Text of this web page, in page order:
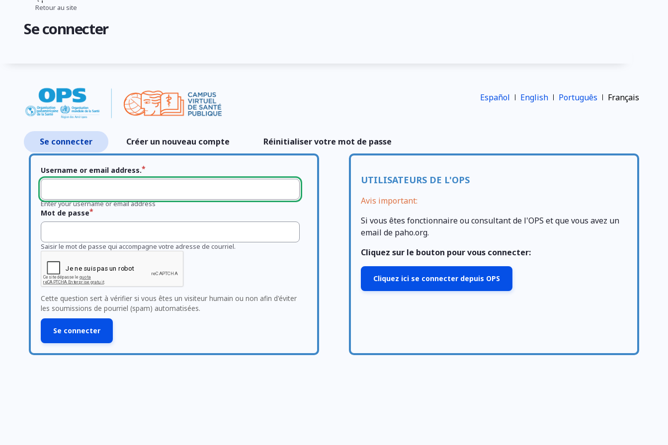
contenud'Ariane
Retour au site
Se connecter
Español English Português Français
Onglets
principaux
Se connecter Créer un nouveau compte Réinitialiser votre mot de passe
Username or email address.
Enter your username or email address
Mot de passe
Saisir le mot de passe qui accompagne votre adresse de courriel.
Cette question sert à vérifier si vous êtes un visiteur humain ou non afin d'éviter
les soumissions de pourriel (spam) automatisées.
UTILISATEURS DE L'OPS
Avis important:
Si vous êtes fonctionnaire ou consultant de l'OPS et que vous avez un
email de paho.org.
Cliquez sur le bouton pour vous connecter:
Cliquez ici se connecter depuis OPS